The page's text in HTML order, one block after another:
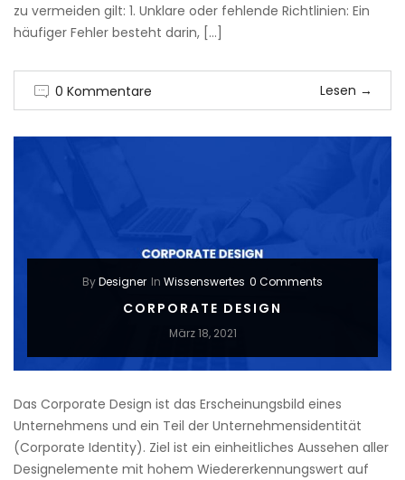
zu vermeiden gilt: 1. Unklare oder fehlende Richtlinien: Ein
häufiger Fehler besteht darin, […]
0 Kommentare Lesen →
ByDesigner In Wissenswertes 0 Comments
CORPORATE DESIGN
März 18, 2021
Das Corporate Design ist das Erscheinungsbild eines
Unternehmens und ein Teil der Unternehmensidentität
(Corporate Identity). Ziel ist ein einheitliches Aussehen aller
Designelemente mit hohem Wiedererkennungswert auf